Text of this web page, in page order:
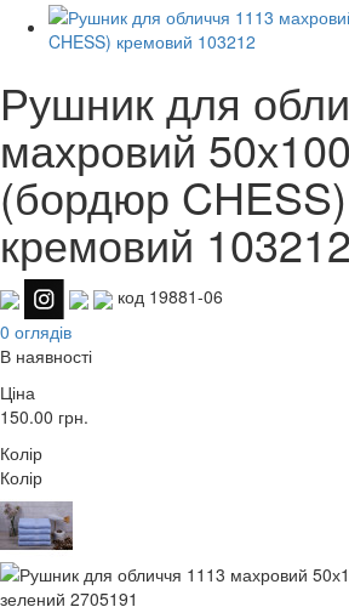
Рушник для
махровий
(бордюр CHESS)
кремовий 103212
код 19881-06
0 оглядів
В наявності
Ціна
150.00 грн.
Колір
Колір